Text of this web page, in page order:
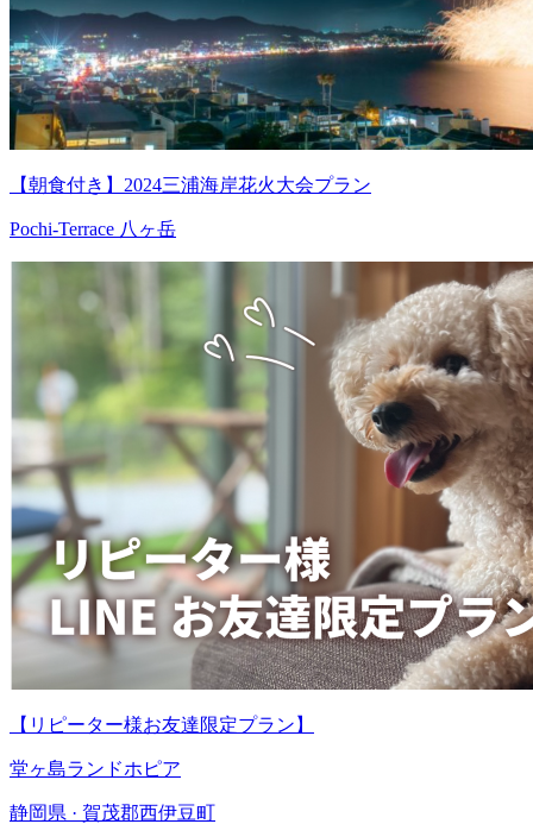
【朝食付き】2024三浦海岸花火大会プラン
Pochi-Terrace 八ヶ岳
【リピーター様お友達限定プラン】
堂ヶ島ランドホピア
静岡県 · 賀茂郡西伊豆町